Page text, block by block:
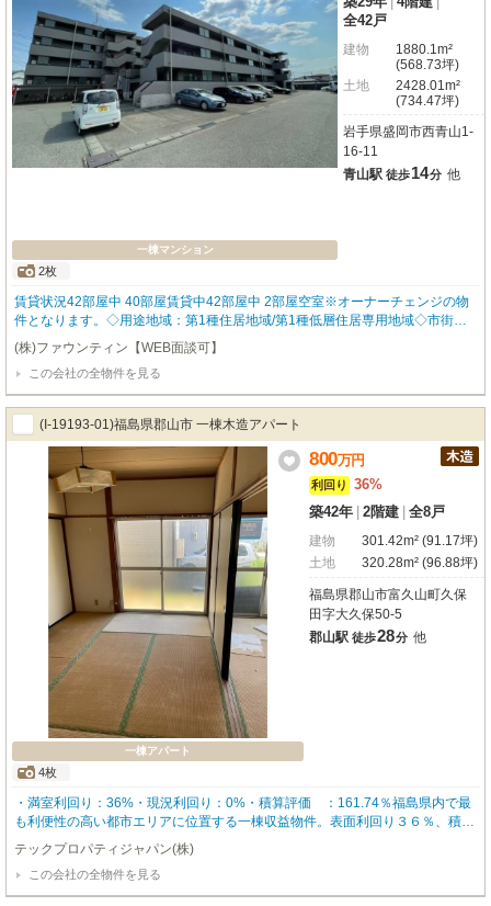
一棟マンション
2枚
全42戸
建物
1880.1m²
(568.73坪)
土地
2428.01m²
(734.47坪)
岩手県盛岡市西青山1-
16-11
青山駅 徒歩14分 他
賃貸状況42部屋中 40部屋賃貸中42部屋中 2部屋空室※オーナーチェンジの物
件となります。◇用途地域：第1種住居地域/第1種低層住居専用地域◇市街化区
域◇設備・バス・トイレ別・室内洗濯機置場・給湯・プロパンガス・エアコン
(株)ファウンティン【WEB面談可】
この会社の全物件を見る
(I-19193-01)福島県郡山市 一棟木造アパート
一棟アパート
4枚
800万円
利回り
36%
築42年 2階建 全8戸
建物
301.42m² (91.17坪)
土地
320.28m² (96.88坪)
福島県郡山市富久山町久保
田字大久保50-5
郡山駅 徒歩28分 他
・満室利回り：36%・現況利回り：0%・積算評価 ：161.74％福島県内で最
も利便性の高い都市エリアに位置する一棟収益物件。表面利回り３６％、積算
評価１６１％と高水準の収益性が魅力！現在全室空室のため、購入後は賃料設
定や入居募集戦略を自由に組み立てられる、“再生型投資”としてご検討いただ
けます。さらに、約９６坪のゆとりある敷地で、自由度の高い土地活用も可能
です。東北新幹線の「郡山駅」まで、車で約１５分、福島空港までも車で５０
テックプロパティジャパン(株)
この会社の全物件を見る